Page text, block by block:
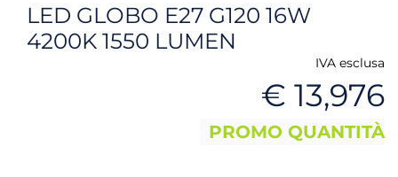
LED GLOBO E27 G120 16W
4200K 1550 LUMEN
IVA esclusa
€ 13,976
PROMO QUANTITÀ